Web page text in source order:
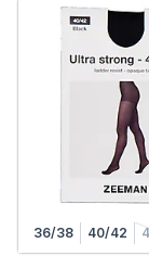
36/38 40/42